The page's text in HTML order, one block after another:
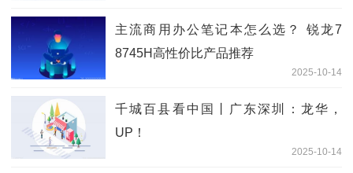
主流商用办公笔记本怎么选？ 锐龙7
8745H高性价比产品推荐
2025-10-14
千城百县看中国丨广东深圳：龙华，
UP！
2025-10-14